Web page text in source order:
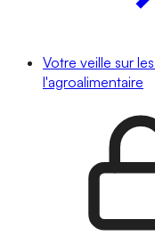
Votre veille sur
l'agroalimentaire